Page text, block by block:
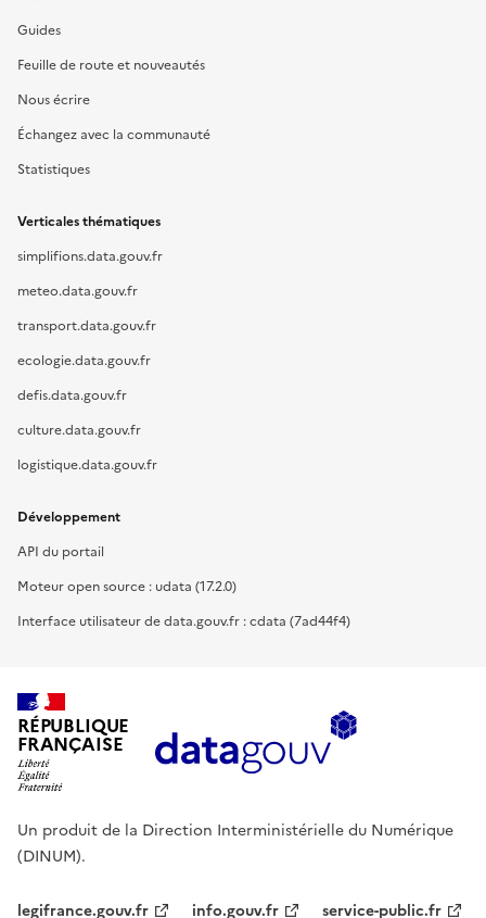
Guides
Feuille de route et nouveautés
Nous écrire
Échangez avec la communauté
Statistiques
Verticales thématiques
simplifions.data.gouv.fr
meteo.data.gouv.fr
transport.data.gouv.fr
ecologie.data.gouv.fr
defis.data.gouv.fr
culture.data.gouv.fr
logistique.data.gouv.fr
Développement
API du portail
Moteur open source : udata (17.2.0)
Interface utilisateur de data.gouv.fr : cdata (7ad44f4)
RÉPUBLIQUE
FRANÇAISE
Un produit de la Direction Interministérielle du Numérique
(DINUM).
legifrance.gouv.fr info.gouv.fr service-public.fr